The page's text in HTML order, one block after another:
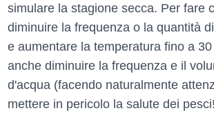
simulare la stagione secca. Per fare
diminuire la frequenza o la quantità
e aumentare la temperatura fino a
anche diminuire la frequenza e il
d'acqua (facendo naturalmente
mettere in pericolo la salute dei